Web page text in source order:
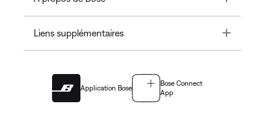
Liens supplémentaires Toggle
Application Bose
Bose Connect
App